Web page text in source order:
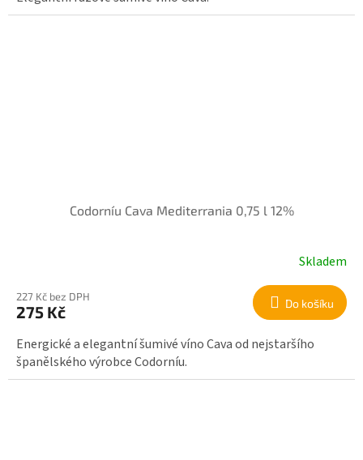
Codorníu Cava Mediterrania 0,75 l 12%
Skladem
227 Kč bez DPH
275 Kč Do košíku
Energické a elegantní šumivé víno Cava od nejstaršího
španělského výrobce Codorníu.